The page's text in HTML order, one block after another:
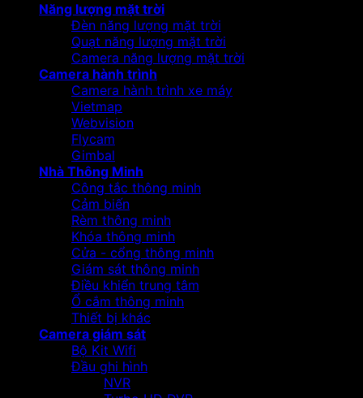
Năng lượng mặt trời
Đèn năng lượng mặt trời
Quạt năng lượng mặt trời
Camera năng lượng mặt trời
Camera hành trình
Camera hành trình xe máy
Vietmap
Webvision
Flycam
Gimbal
Nhà Thông Minh
Công tắc thông minh
Cảm biến
Rèm thông minh
Khóa thông minh
Cửa - cổng thông minh
Giám sát thông minh
Điều khiển trung tâm
Ổ cắm thông minh
Thiết bị khác
Camera giám sát
Bộ Kit Wifi
Đầu ghi hình
NVR